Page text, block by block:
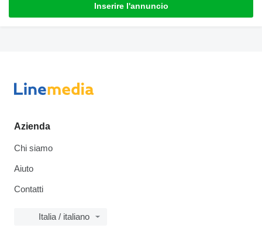
Inserire l'annuncio
Azienda
Chi siamo
Aiuto
Contatti
Italia / italiano